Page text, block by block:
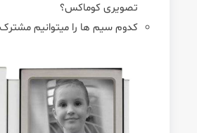
تصویری کوماکس؟
کدوم سیم ها را میتوانیم